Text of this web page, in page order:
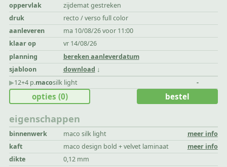
oppervlak
zijdemat gestreken
druk
recto / verso full color
aanleveren
ma 10/08/26 voor 11:00
klaar op
vr 14/08/26
planning
bereken aanleverdatum
sjabloon
download
▶︎12+4 p.macosilk light -
eigenschappen
binnenwerk maco silk light
meer info
kaft
maco design bold + velvet laminaat
meer info
dikte
0,12 mm
opties (0) bestel